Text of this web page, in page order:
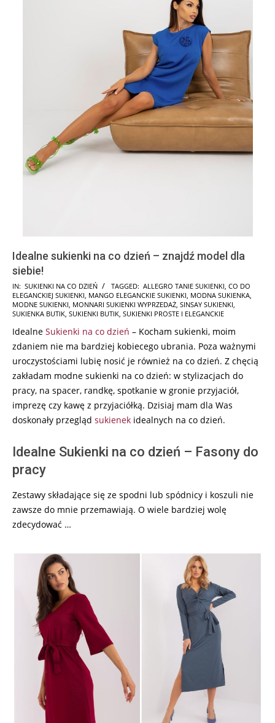
Idealne sukienki na co dzień – znajdź model dla
siebie!
2025-
06-
06
IN: SUKIENKI NA CO DZIEŃ TAGGED: ALLEGRO TANIE SUKIENKI CO DO
ELEGANCKIEJ SUKIENKI MANGO ELEGANCKIE SUKIENKI MODNA SUKIENKA
MODNE SUKIENKI MONNARI SUKIENKI WYPRZEDAŻ SINSAY SUKIENKI
SUKIENKA BUTIK SUKIENKI BUTIK SUKIENKI PROSTE I ELEGANCKIE
Idealne Sukienki na co dzień – Kocham sukienki, moim
zdaniem nie ma bardziej kobiecego ubrania. Poza ważnymi
uroczystościami lubię nosić je również na co dzień. Z chęcią
zakładam modne sukienki na co dzień: w stylizacjach do
pracy, na spacer, randkę, spotkanie w gronie przyjaciół,
imprezę czy kawę z przyjaciółką. Dzisiaj mam dla Was
doskonały przegląd sukienek idealnych na co dzień.
Idealne Sukienki na co dzień – Fasony do
pracy
Zestawy składające się ze spodni lub spódnicy i koszuli nie
zawsze do mnie przemawiają. O wiele bardziej wolę
zdecydować …